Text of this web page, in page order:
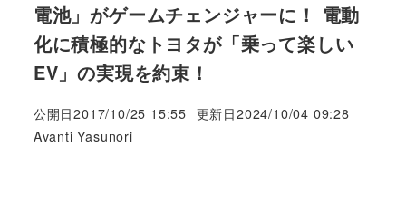
電池」がゲームチェンジャーに！ 電動
化に積極的なトヨタが「乗って楽しい
EV」の実現を約束！
公開日2017/10/25 15:55 更新日2024/10/04 09:28
著
Avanti Yasunori